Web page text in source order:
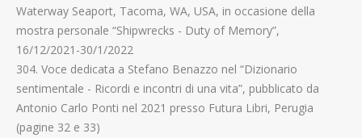
Waterway Seaport, Tacoma, WA, USA, in occasione della
mostra personale “Shipwrecks - Duty of Memory”,
16/12/2021-30/1/2022
304. Voce dedicata a Stefano Benazzo nel “Dizionario
sentimentale - Ricordi e incontri di una vita”, pubblicato da
Antonio Carlo Ponti nel 2021 presso Futura Libri, Perugia
(pagine 32 e 33)